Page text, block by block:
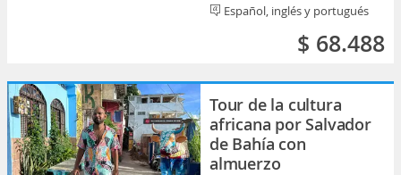
Español, inglés y portugués
$ 68.488
Tour de la cultura
africana por Salvador
de Bahía con
almuerzo